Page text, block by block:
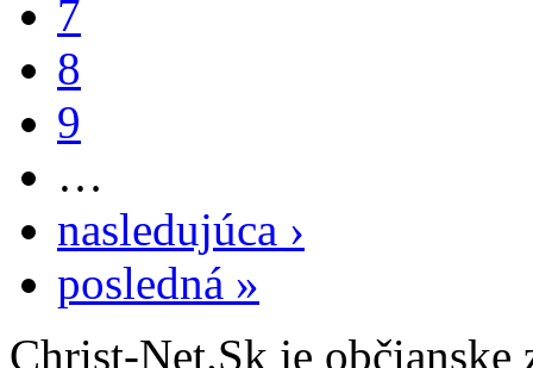
7
8
9
…
nasledujúca ›
posledná »
Christ-Net.Sk je